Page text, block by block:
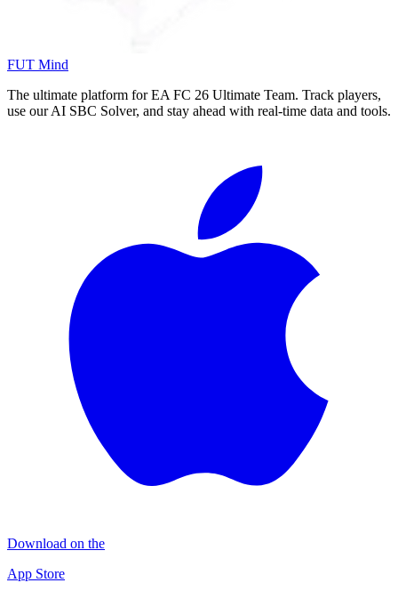
FUT Mind
The ultimate platform for EA FC 26 Ultimate Team. Track players,
use our AI SBC Solver, and stay ahead with real-time data and tools.
Download on the
App Store